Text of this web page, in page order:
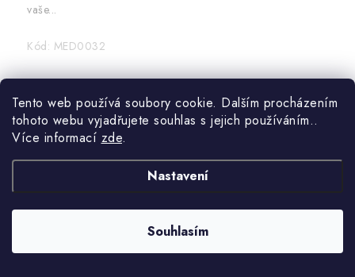
Tento web používá soubory cookie. Dalším procházením
tohoto webu vyjadřujete souhlas s jejich používáním..
Více informací zde.
Nastavení
Souhlasím
vaše...
Kód: MED0032